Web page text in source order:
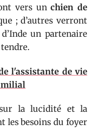
vers unchien de
; d’autres verront
un partenaire
l'assistante de vie
sur la lucidité et la
les besoins du foyer